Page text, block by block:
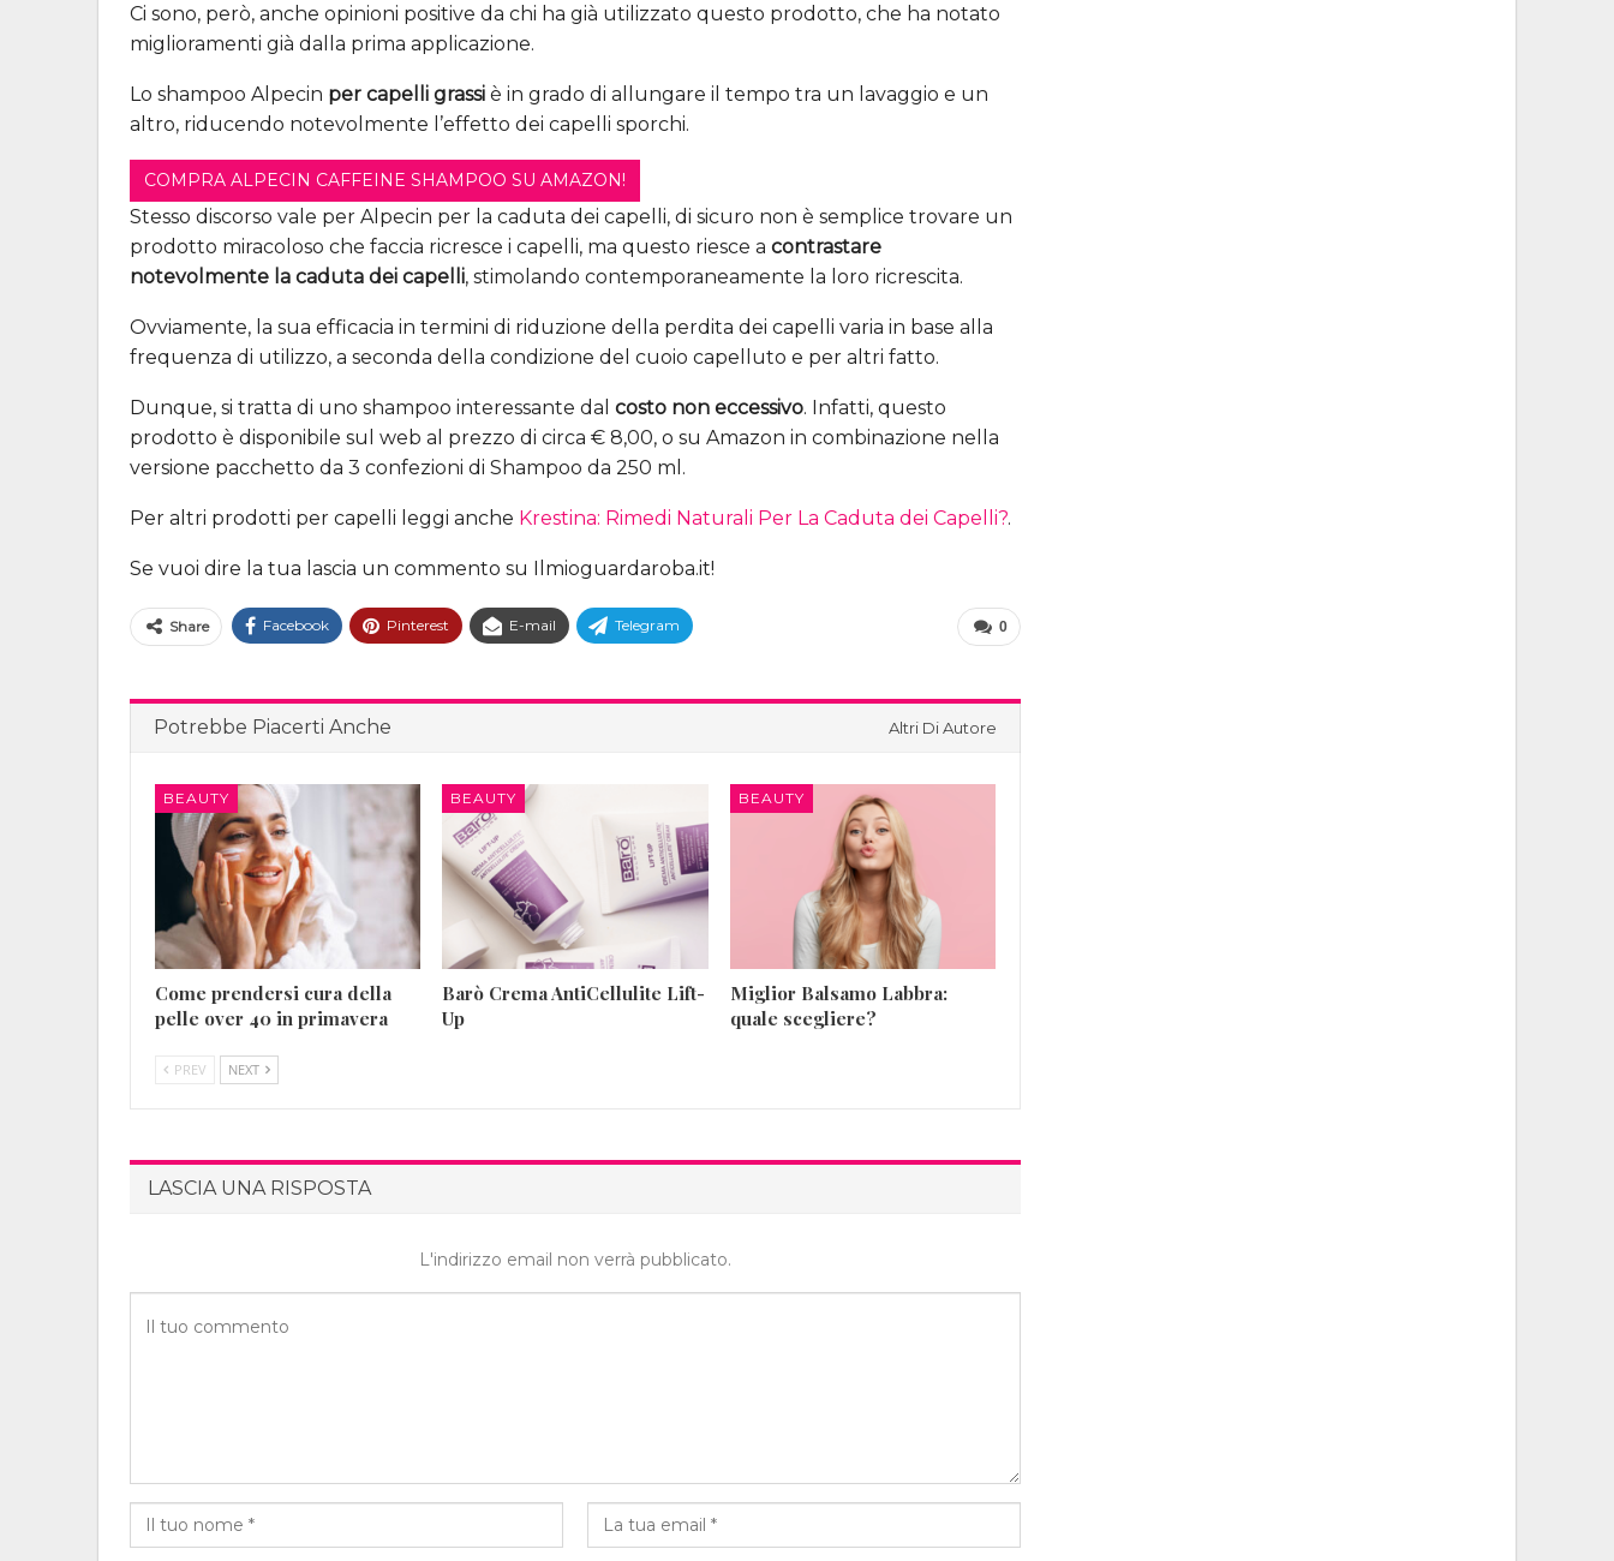
Ci sono, però, anche opinioni positive da chi ha già utilizzato questo prodotto, che ha notato
miglioramenti già dalla prima applicazione.
Lo shampoo Alpecin per capelli grassi è in grado di allungare il tempo tra un lavaggio e un
altro, riducendo notevolmente l’effetto dei capelli sporchi.
COMPRA ALPECIN CAFFEINE SHAMPOO SU AMAZON!
Stesso discorso vale per Alpecin per la caduta dei capelli, di sicuro non è semplice trovare un
prodotto miracoloso che faccia ricresce i capelli, ma questo riesce a contrastare
notevolmente la caduta dei capelli, stimolando contemporaneamente la loro ricrescita.
Ovviamente, la sua efficacia in termini di riduzione della perdita dei capelli varia in base alla
frequenza di utilizzo, a seconda della condizione del cuoio capelluto e per altri fatto.
Dunque, si tratta di uno shampoo interessante dal costo non eccessivo. Infatti, questo
prodotto è disponibile sul web al prezzo di circa € 8,00, o su Amazon in combinazione nella
versione pacchetto da 3 confezioni di Shampoo da 250 ml.
Per altri prodotti per capelli leggi anche Krestina: Rimedi Naturali Per La Caduta dei Capelli?.
Se vuoi dire la tua lascia un commento su Ilmioguardaroba.it!
0
Share Facebook Pinterest E-mail Telegram
Potrebbe Piacerti Anche Altri Di Autore
BEAUTY
Come prendersi cura della
pelle over 40 in primavera
BEAUTY
Barò Crema AntiCellulite Lift-
Up
BEAUTY
Miglior Balsamo Labbra:
quale scegliere?
PREV NEXT
LASCIA UNA RISPOSTA
L'indirizzo email non verrà pubblicato.